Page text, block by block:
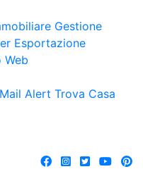
Gestione
Esportazione
Web
Alert Trova Casa